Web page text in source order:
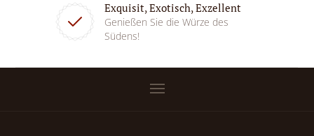
Exquisit, Exotisch, Exzellent
Genießen Sie die Würze des
Südens!